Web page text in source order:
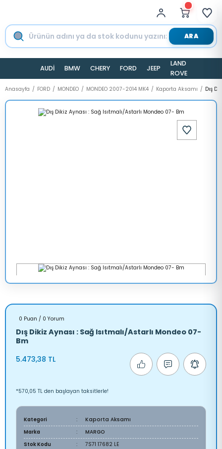
ARA
AUDİ BMW CHERY FORD JEEP
LAND
ROVER
Anasayfa FORD MONDEO MONDEO 2007-2014 MK4 Kaporta Aksamı Dış
0 Puan / 0 Yorum
Dış Dikiz Aynası : Sağ Isıtmalı/Astarlı Mondeo 07-
Bm
5.473,38 TL
*570,05 TL den başlayan taksitlerle!
Kategori
Kaporta Aksamı
Marka
MARGO
Stok Kodu
7S71 17682 LE